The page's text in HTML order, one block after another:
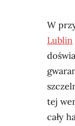
W
Lublin
tej
cały